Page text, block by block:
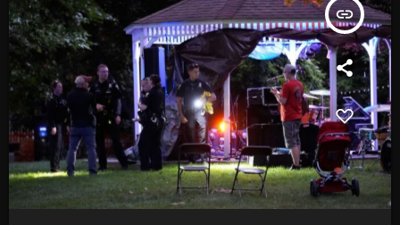
insert_link